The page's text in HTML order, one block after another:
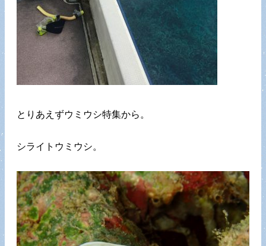
とりあえずウミウシ特集から。
シライトウミウシ。